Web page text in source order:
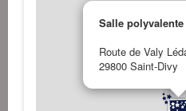
Salle
Route de Valy
29800 Saint-Divy